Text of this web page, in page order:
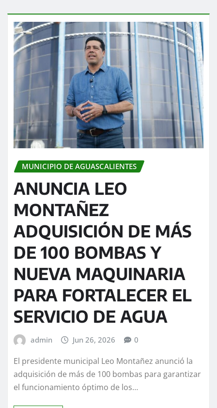
MUNICIPIO DE AGUASCALIENTES
ANUNCIA LEO
MONTAÑEZ
ADQUISICIÓN DE MÁS
DE 100 BOMBAS Y
NUEVA MAQUINARIA
PARA FORTALECER EL
SERVICIO DE AGUA
admin Jun 26, 2026 0
El presidente municipal Leo Montañez anunció la
adquisición de más de 100 bombas para garantizar
el funcionamiento óptimo de los…